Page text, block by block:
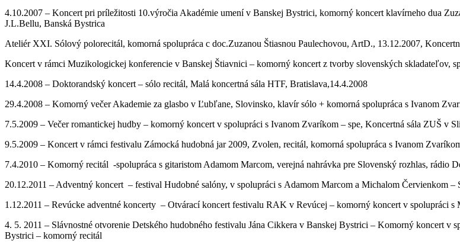
4.10.2007 – Koncert pri príležitosti 10.výročia Akadémie umení v Banskej Bystrici, komorný koncert klavírneho dua
J.L.Bellu, Banská Bystrica
Ateliér XXI. Sólový polorecitál, komorná spolupráca c doc.Zuzanou Štiasnou Paulechovou, ArtD., 13.12.2007,
Koncert v rámci Muzikologickej konferencie v Banskej Štiavnici – komorný koncert z tvorby slovenských skladateľov,
14.4.2008 – Doktorandský koncert – sólo recitál, Malá koncertná sála HTF, Bratislava,14.4.2008
29.4.2008 – Komorný večer Akademie za glasbo v Ľubľane, Slovinsko, klavír sólo + komorná spolupráca s Ivanom
7.5.2009 – Večer romantickej hudby – komorný koncert v spolupráci s Ivanom Zvaríkom – spe, Koncertná sála ZUŠ v
9.5.2009 – Koncert v rámci festivalu Zámocká hudobná jar 2009, Zvolen, recitál, komorná spolupráca s Ivanom
7.4.2010 – Komorný recitál -spolupráca s gitaristom Adamom Marcom, verejná nahrávka pre Slovenský rozhlas, rádio
20.12.2011 – Adventný koncert – festival Hudobné salóny, v spolupráci s Adamom Marcom a Michalom Červienkom –
1.12.2011 – Revúcke adventné koncerty – Otvárací koncert festivalu RAK v Revúcej – komorný koncert v spolupráci
4. 5. 2011 – Slávnostné otvorenie Detského hudobného festivalu Jána Cikkera v Banskej Bystrici – Komorný koncert
Bystrici – komorný recitál